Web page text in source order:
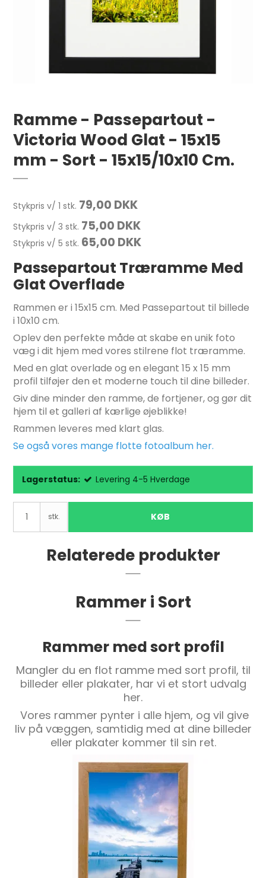
Ramme - Passepartout -
Victoria Wood Glat - 15x15
mm - Sort - 15x15/10x10 Cm.
Stykpris v/ 1 stk. 79,00 DKK
Stykpris v/ 3 stk. 75,00 DKK
Stykpris v/ 5 stk. 65,00 DKK
Passepartout Træramme Med
Glat Overflade
Rammen er i 15x15 cm. Med Passepartout til billede
i 10x10 cm.
Oplev den perfekte måde at skabe en unik foto
væg i dit hjem med vores stilrene flot træramme.
Med en glat overlade og en elegant 15 x 15 mm
profil tilføjer den et moderne touch til dine billeder.
Giv dine minder den ramme, de fortjener, og gør dit
hjem til et galleri af kærlige øjeblikke!
Rammen leveres med klart glas.
Se også vores mange flotte fotoalbum her.
Lagerstatus: Levering 4-5 Hverdage
stk. KØB
Relaterede produkter
Rammer i Sort
Rammer med sort profil
Mangler du en flot ramme med sort profil, til
billeder eller plakater, har vi et stort udvalg
her.
Vores rammer pynter i alle hjem, og vil give
liv på væggen, samtidig med at dine billeder
eller plakater kommer til sin ret.